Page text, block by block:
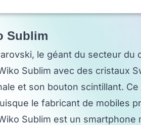
Sublim
le géant du secteur du
Sublim avec des cristaux
et son bouton scintillant.
le fabricant de mobiles
Sublim est un smartphone